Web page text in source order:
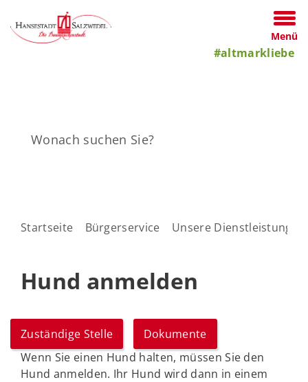
Menü
#altmarkliebe
Startseite Bürgerservice Unsere Dienstleistungen
Hund anmelden
Zuständige Stelle
Dokumente
Wenn Sie einen Hund halten, müssen Sie den
Hund anmelden. Ihr Hund wird dann in einem